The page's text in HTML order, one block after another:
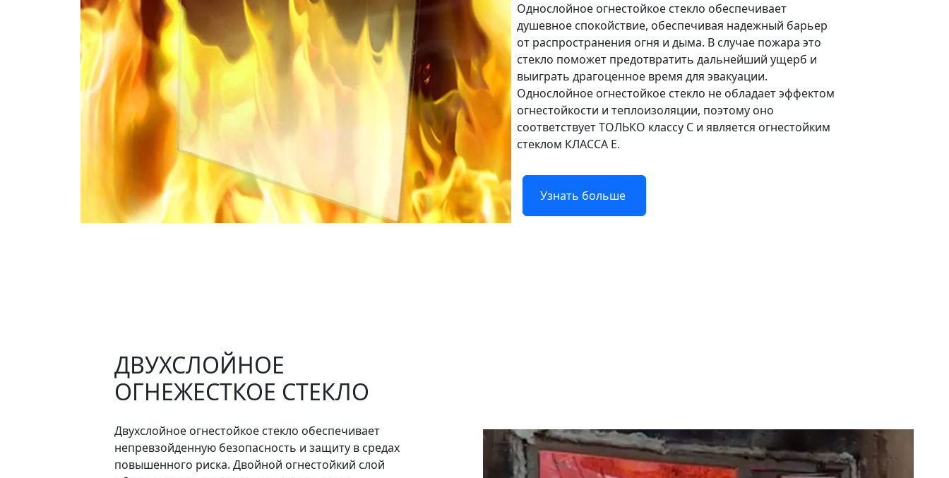
Однослойное огнестойкое стекло обеспечивает
душевное спокойствие, обеспечивая надежный барьер
от распространения огня и дыма. В случае пожара это
стекло поможет предотвратить дальнейший ущерб и
выиграть драгоценное время для эвакуации.
Однослойное огнестойкое стекло не обладает эффектом
огнестойкости и теплоизоляции, поэтому оно
соответствует ТОЛЬКО классу C и является огнестойким
стеклом КЛАССА E.
Узнать больше
ДВУХСЛОЙНОЕ
ОГНЕЖЕСТКОЕ СТЕКЛО
Двухслойное огнестойкое стекло обеспечивает
непревзойденную безопасность и защиту в средах
повышенного риска. Двойной огнестойкий слой